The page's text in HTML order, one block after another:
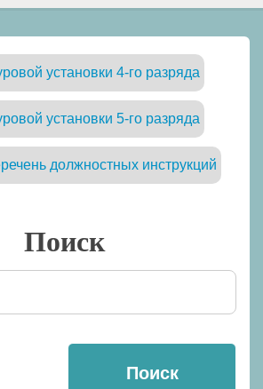
установки 4-го разряда
установки 5-го разряда
должностных инструкций
Поиск